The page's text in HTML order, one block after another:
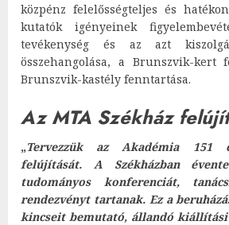
közpénz felelősségteljes és
kutatók igényeinek
tevékenység és az azt
összehangolása, a Brunszvik-kert
Brunszvik-kastély fenntartása.
Az MTA Székház
„Tervezzük az Akadémia 151
felújítását. A Székházban
tudományos konferenciát,
rendezvényt tartanak. Ez a
kincseit bemutató, állandó